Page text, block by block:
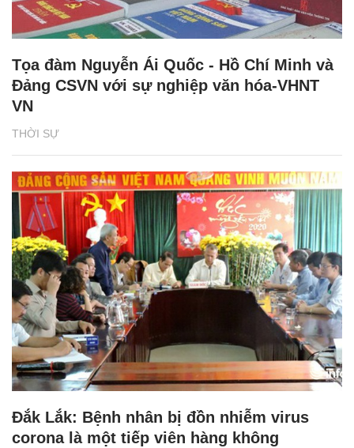
THỜI SỰ
Tọa đàm Nguyễn Ái Quốc - Hồ Chí Minh và
Đảng CSVN với sự nghiệp văn hóa-VHNT
VN
Đắk Lắk: Bệnh nhân bị đồn nhiễm virus
corona là một tiếp viên hàng không